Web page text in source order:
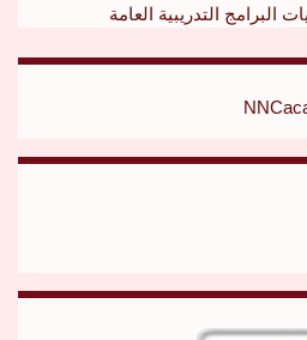
البرامج التدريبية العامة